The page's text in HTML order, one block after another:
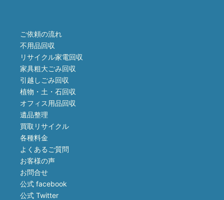
ご依頼の流れ
不用品回収
リサイクル家電回収
家具粗大ごみ回収
引越しごみ回収
植物・土・石回収
オフィス用品回収
遺品整理
買取リサイクル
各種料金
よくあるご質問
お客様の声
お問合せ
公式 facebook
公式 Twitter